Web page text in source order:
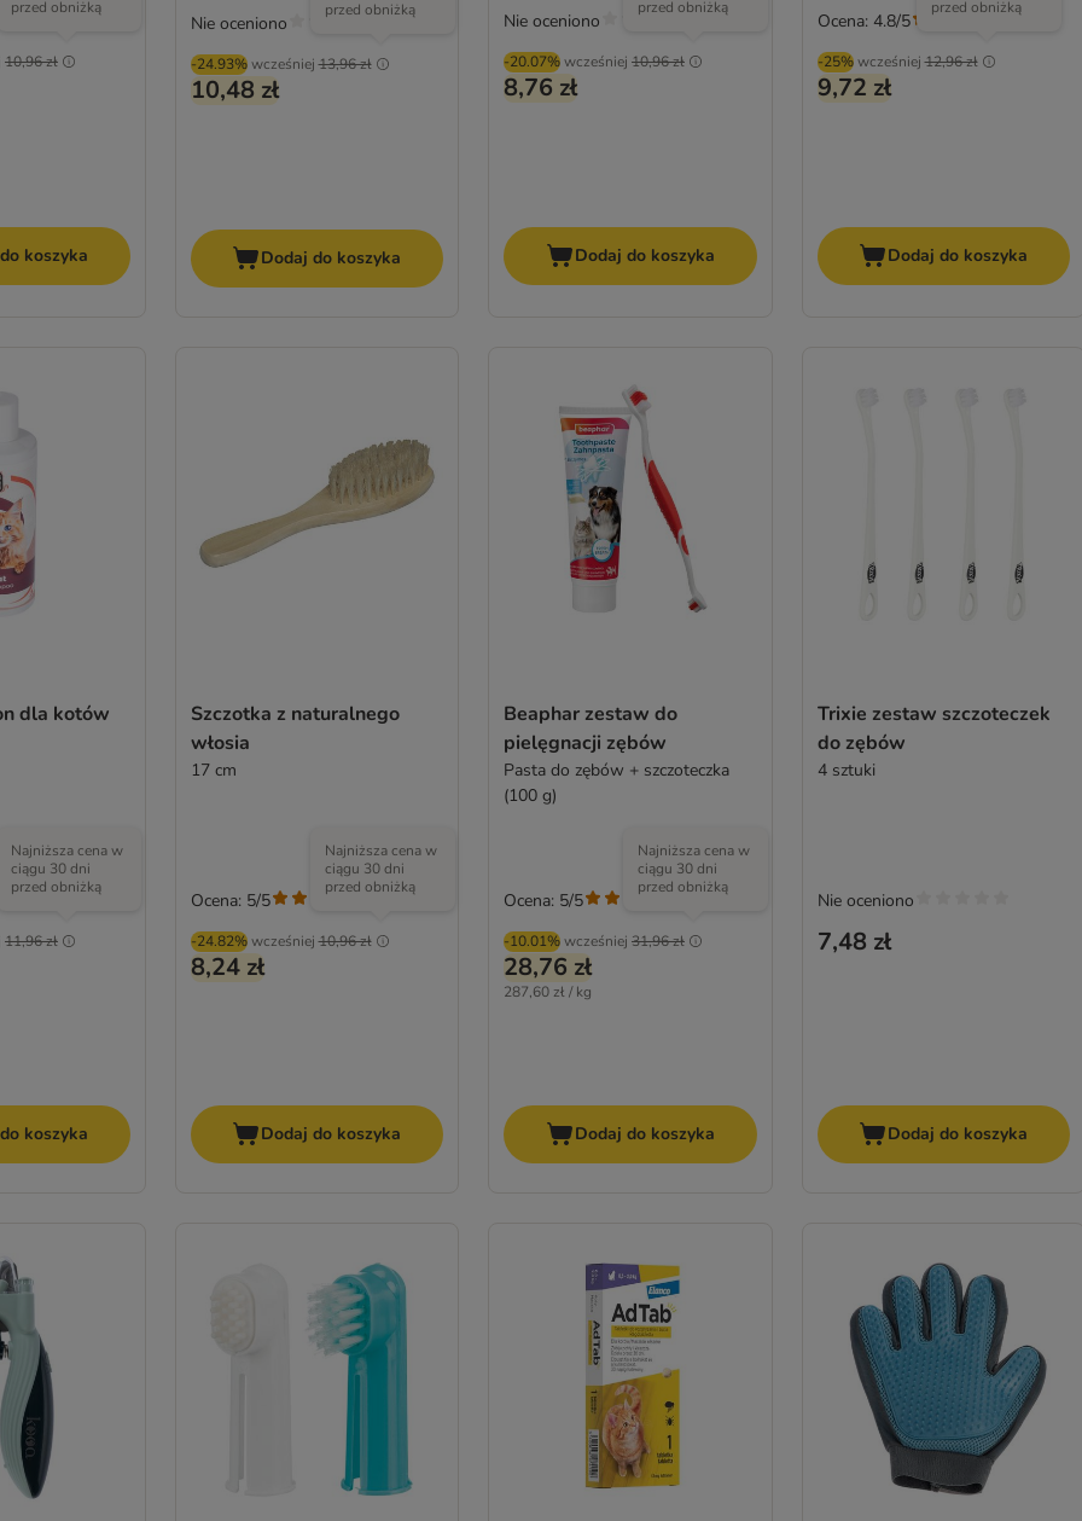
10,96 zł
przed obniżką
koszyka
-24.93% wcześniej 13,96 zł
przed obniżką
10,48 zł
Nie oceniono
Dodaj do koszyka
-20.07%wcześniej 10,96 zł
przed obniżką
8,76 zł
Nie oceniono
Dodaj do koszyka
-25% wcześniej 12,96 zł
przed obniżką
9,72 zł
Ocena: 4.8/5
Dodaj do koszyka
dla kotów
11,96 zł
Najniższa cena w
ciągu 30 dni
przed obniżką
koszyka
Szczotka z naturalnego
włosia
17 cm
-24.82% wcześniej 10,96 zł
Najniższa cena w
ciągu 30 dni
przed obniżką
8,24 zł
Ocena: 5/5
Dodaj do koszyka
Beaphar zestaw do
pielęgnacji zębów
Pasta do zębów + szczoteczka
(100 g)
-10.01%wcześniej 31,96 zł
Najniższa cena w
ciągu 30 dni
przed obniżką
28,76 zł
287,60 zł / kg
Ocena: 5/5
Dodaj do koszyka
Trixie zestaw szczoteczek
do zębów
4 sztuki
7,48 zł
Nie oceniono
Dodaj do koszyka